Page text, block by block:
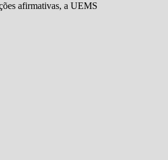
afirmativas, a UEMS